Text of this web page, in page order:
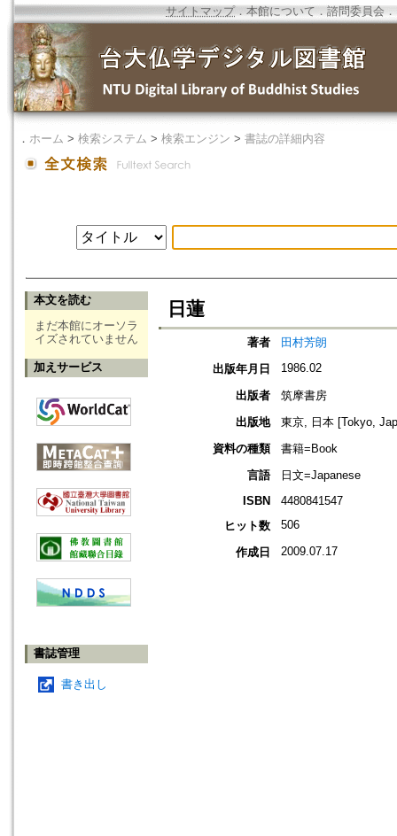
サイトマップ．本館について ． 諮問委員会 ．
． ホーム > 検索システム > 検索エンジン > 書誌の詳細内容
本文を読む
まだ本館にオーソラ
イズされていません
加えサービス
書誌管理
書き出し
日蓮
著者
田村芳朗
出版年月日
1986.02
出版者
筑摩書房
出版地
東京, 日本 [Tokyo,
資料の種類
書籍=Book
言語
日文=Japanese
ISBN
4480841547
ヒット数
506
作成日 2009.07.17